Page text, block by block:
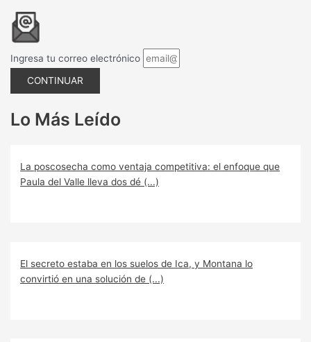
Ingresa tu correo electrónico
CONTINUAR
Lo Más Leído
La poscosecha como ventaja competitiva: el enfoque que
Paula del Valle lleva dos dé (...)
El secreto estaba en los suelos de Ica, y Montana lo
convirtió en una solución de (...)